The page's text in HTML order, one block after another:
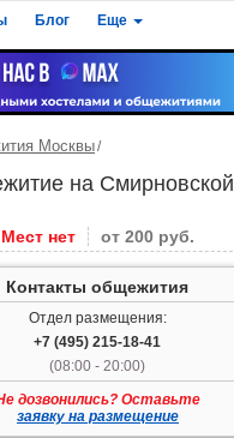
Блог Еще
Москвы
на Смирновской
Мест нет от 200 руб.
Контакты общежития
Отдел размещения:
+7 (495) 215-18-41
(08:00 - 20:00)
дозвонились? Оставьте
заявку на размещение